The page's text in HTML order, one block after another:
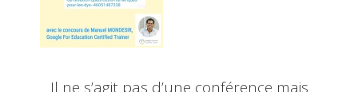
Il ne s’agit pas d’une conférence mais